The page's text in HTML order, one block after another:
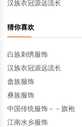
汉族衣冠源远流长
猜你喜欢
白族刺绣服饰
汉族衣冠源远流长
畲族服饰
彝族服饰
中国传统服饰－－旗袍
江南水乡服饰